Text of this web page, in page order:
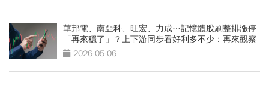
華邦電、南亞科、旺宏、力成…記憶體股刷整排漲停
「再來穩了」？上下游同步看好利多不少：再來觀察
它動作
2026-05-06